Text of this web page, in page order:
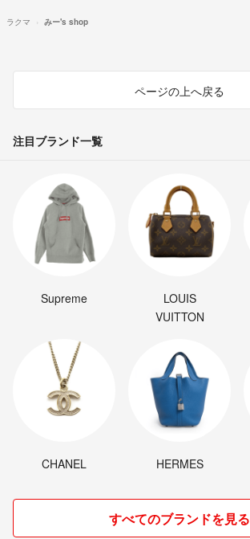
ラクマ みー's shop
ページの上へ戻る
注目ブランド一覧
Supreme
LOUIS
VUITTON
CHANEL HERMES
すべてのブランドを見る